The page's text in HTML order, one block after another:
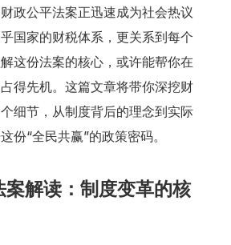
政公平法案正迅速成为社会热议
国家的财税体系，更关系到每个
这份法案的核心，或许能帮你在
得先机。这篇文章将带你深挖财
细节，从制度背后的理念到实际
份“全民共赢”的政策密码。
案解读：制度变革的核